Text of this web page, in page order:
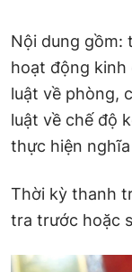
Nội dung gồm:
hoạt động kinh
luật về phòng,
luật về chế độ
thực hiện
Thời kỳ thanh
tra trước hoặc